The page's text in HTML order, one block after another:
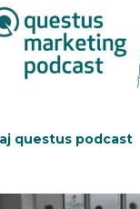
questus podcast